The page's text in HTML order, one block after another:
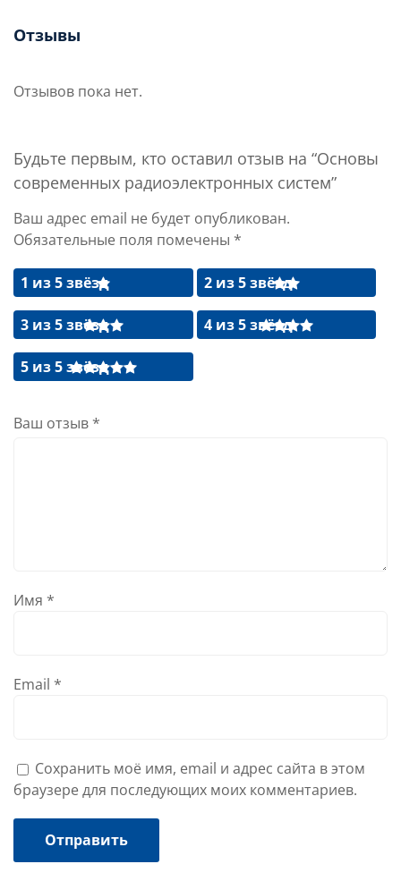
Отзывы
Отзывов пока нет.
Будьте первым, кто оставил отзыв на “Основы
современных радиоэлектронных систем”
Ваш адрес email не будет опубликован.
Обязательные поля помечены *
1 из 5 звёзд 2 из 5 звёзд
3 из 5 звёзд 4 из 5 звёзд
5 из 5 звёзд
Ваш отзыв *
Имя *
Email *
Сохранить моё имя, email и адрес сайта в этом
браузере для последующих моих комментариев.